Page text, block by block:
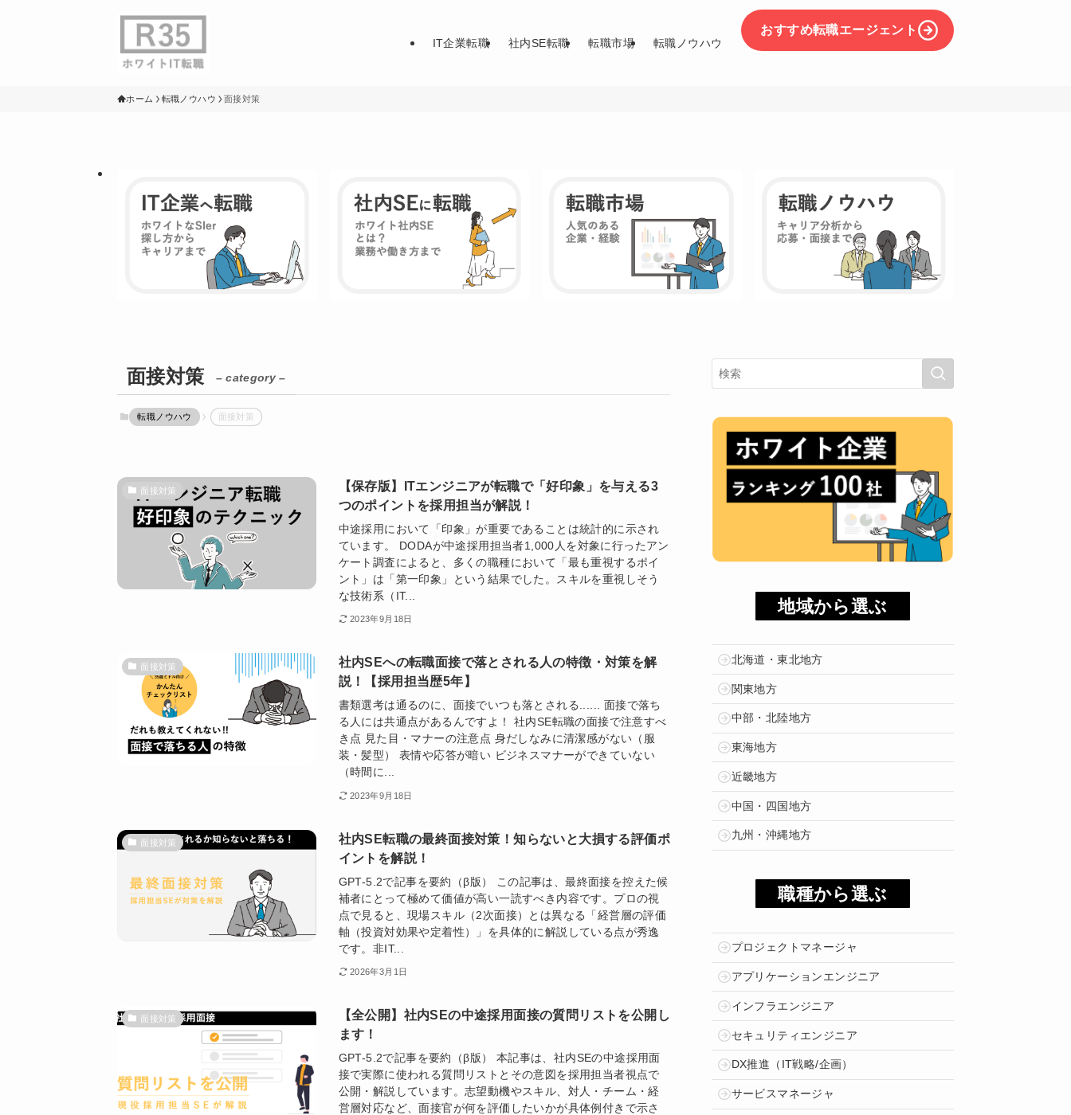
IT企業転職 社内SE転職 転職市場 転職ノウハウ
おすすめ転職エージェント
ホーム 転職ノウハウ 面接対策
面接対策 – category –
転職ノウハウ 面接対策
面接対策
【保存版】ITエンジニアが転職で「好印象」を与える3
つのポイントを採用担当が解説！
中途採用において「印象」が重要であることは統計的に示され
ています。 DODAが中途採用担当者1,000人を対象に行ったアン
ケート調査によると、多くの職種において「最も重視するポイ
ント」は「第一印象」という結果でした。スキルを重視しそう
な技術系（IT...
2023年9月18日
面接対策
社内SEへの転職面接で落とされる人の特徴・対策を解
説！【採用担当歴5年】
書類選考は通るのに、面接でいつも落とされる...... 面接で落ち
る人には共通点があるんですよ！ 社内SE転職の面接で注意すべ
き点 見た目・マナーの注意点 身だしなみに清潔感がない（服
装・髪型） 表情や応答が暗い ビジネスマナーができていない
（時間に...
2023年9月18日
面接対策
社内SE転職の最終面接対策！知らないと大損する評価ポ
イントを解説！
GPT-5.2で記事を要約（β版） この記事は、最終面接を控えた候
補者にとって極めて価値が高い一読すべき内容です。プロの視
点で見ると、現場スキル（2次面接）とは異なる「経営層の評価
軸（投資対効果や定着性）」を具体的に解説している点が秀逸
です。非IT...
2026年3月1日
面接対策
【全公開】社内SEの中途採用面接の質問リストを公開し
ます！
GPT-5.2で記事を要約（β版） 本記事は、社内SEの中途採用面
接で実際に使われる質問リストとその意図を採用担当者視点で
公開・解説しています。志望動機やスキル、対人・チーム・経
営層対応など、面接官が何を評価したいかが具体例付きで示さ
地域から選ぶ
北海道・東北地方
関東地方
中部・北陸地方
東海地方
近畿地方
中国・四国地方
九州・沖縄地方
職種から選ぶ
プロジェクトマネージャ
アプリケーションエンジニア
インフラエンジニア
セキュリティエンジニア
DX推進（IT戦略/企画）
サービスマネージャ